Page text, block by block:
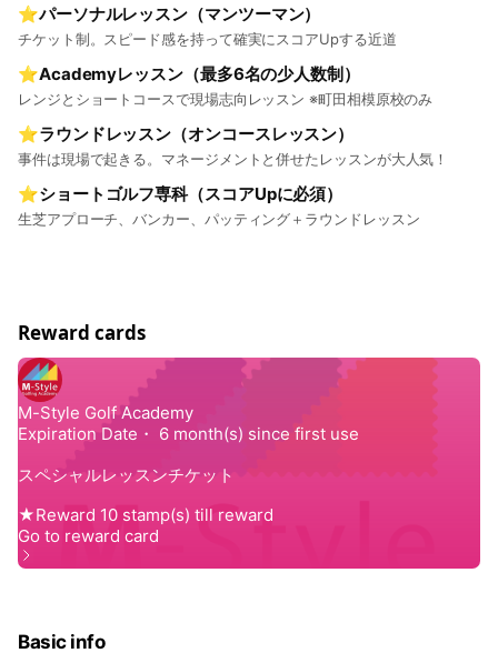
⭐️パーソナルレッスン（マンツーマン）
チケット制。スピード感を持って確実にスコアUpする近道
⭐️Academyレッスン（最多6名の少人数制）
レンジとショートコースで現場志向レッスン ※町田相模原校のみ
⭐️ラウンドレッスン（オンコースレッスン）
事件は現場で起きる。マネージメントと併せたレッスンが大人気！
⭐️ショートゴルフ専科（スコアUpに必須）
生芝アプローチ、バンカー、パッティング＋ラウンドレッスン
Reward cards
Basic info